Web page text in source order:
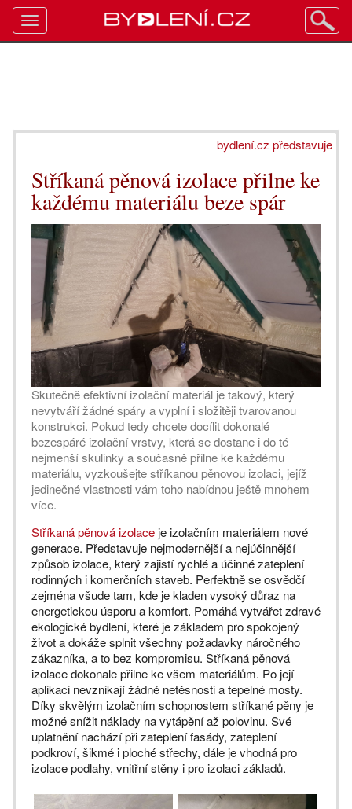
bydlení.cz představuje
Stříkaná pěnová izolace přilne ke
každému materiálu beze spár
Skutečně efektivní izolační materiál je takový, který
nevytváří žádné spáry a vyplní i složitěji tvarovanou
konstrukci. Pokud tedy chcete docílit dokonalé
bezespáré izolační vrstvy, která se dostane i do té
nejmenší skulinky a současně přilne ke každému
materiálu, vyzkoušejte stříkanou pěnovou izolaci, jejíž
jedinečné vlastnosti vám toho nabídnou ještě mnohem
více.
Stříkaná pěnová izolace je izolačním materiálem nové
generace. Představuje nejmodernější a nejúčinnější
způsob izolace, který zajistí rychlé a účinné zateplení
rodinných i komerčních staveb. Perfektně se osvědčí
zejména všude tam, kde je kladen vysoký důraz na
energetickou úsporu a komfort. Pomáhá vytvářet zdravé
ekologické bydlení, které je základem pro spokojený
život a dokáže splnit všechny požadavky náročného
zákazníka, a to bez kompromisu. Stříkaná pěnová
izolace dokonale přilne ke všem materiálům. Po její
aplikaci nevznikají žádné netěsnosti a tepelné mosty.
Díky skvělým izolačním schopnostem stříkané pěny je
možné snížit náklady na vytápění až polovinu. Své
uplatnění nachází při zateplení fasády, zateplení
podkroví, šikmé i ploché střechy, dále je vhodná pro
izolace podlahy, vnitřní stěny i pro izolaci základů.
Toggle
navigation